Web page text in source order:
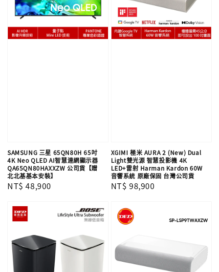
SAMSUNG 三星 65QN80H 65吋
4K Neo QLED AI智慧連網顯示器
QA65QN80HAXXZW 公司貨【贈
北北基基本安裝】
Regular
NT$ 48,900
XGIMI 極米 AURA 2 (New) Dual
Light雙光源 智慧投影機 4K
LED+雷射 Harman Kardon 60W
音響系統 原廠保固 台灣公司貨
Regular
NT$ 98,900